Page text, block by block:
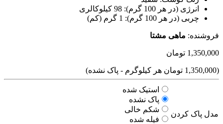
انرژی (در هر 100 گرم):
98 کیلوکالری
چربی (در هر 100 گرم):
1 گرم (کم)
فروشنده: ماهی مشتا
1,350,000 تومان
(1,350,000 تومان هر کیلوگرم - پاک نشده)
مدل پاک کردن
استیک شده
پاک نشده
شکم خالی
فیله شده